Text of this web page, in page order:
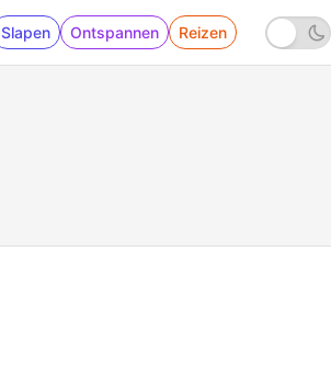
Slapen Ontspannen Reizen